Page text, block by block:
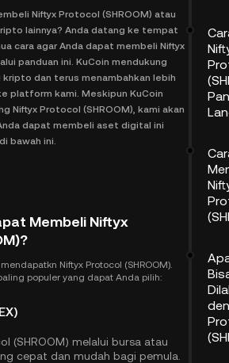
Niftyx Protocol (SHROOM) atau
lainnya? Anda datang ke tempat
cara agar Anda dapat membeli Niftyx
panduan ini. KuCoin mendukung
kripto dan terus menambahkan lebih
platform kami. Meskipun KuCoin
Niftyx Protocol (SHROOM), kami akan
dapat membeli aset digital ini
bawah ini.
Membeli Niftyx
Niftyx Protocol (SHROOM).
populer yang dapat Anda pilih:
(SHROOM) melalui bursa atau
cepat dan mudah bagi pemula.